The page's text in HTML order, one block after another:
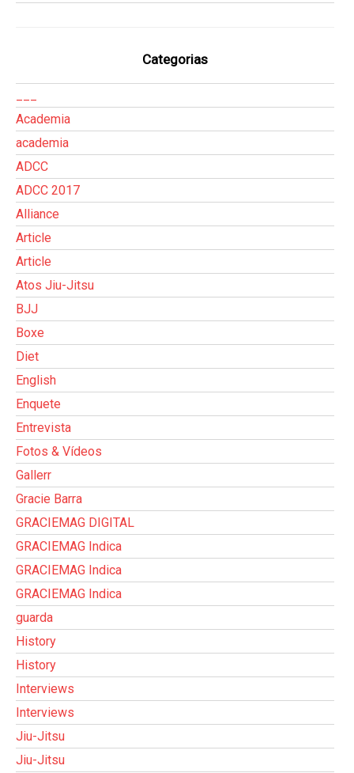
Categorias
Academia
academia
ADCC
ADCC 2017
Alliance
Article
Article
Atos Jiu-Jitsu
BJJ
Boxe
Diet
English
Enquete
Entrevista
Fotos & Vídeos
Gallerr
Gracie Barra
GRACIEMAG DIGITAL
GRACIEMAG Indica
GRACIEMAG Indica
GRACIEMAG Indica
guarda
History
History
Interviews
Interviews
Jiu-Jitsu
Jiu-Jitsu